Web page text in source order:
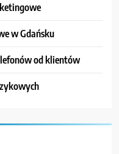
w Gdańsku
od klientów